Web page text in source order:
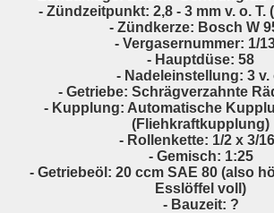
- Zündzeitpunkt: 2,8 - 3 mm v. o. T.
- Zündkerze: Bosch W
- Vergasernummer: 1/
- Hauptdüse: 58
- Nadeleinstellung: 3 v.
- Getriebe: Schrägverzahnte
- Kupplung: Automatische
(Fliehkraftkupplung)
- Rollenkette: 1/2 x 3/
- Gemisch: 1:25
- Getriebeöl: 20 ccm SAE 80 (also
Esslöffel voll)
- Bauzeit: ?